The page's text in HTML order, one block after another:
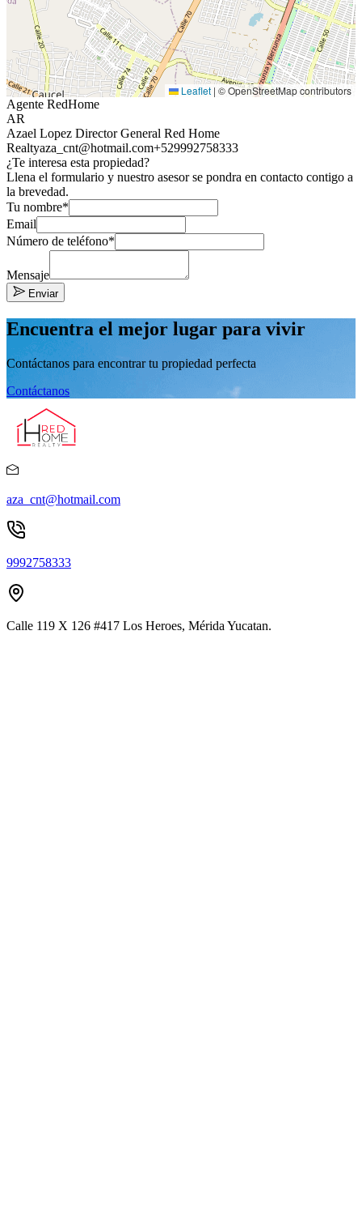
Leaflet | © OpenStreetMap contributors
Agente RedHome
AR
Azael Lopez Director General Red Home
Realtyaza_cnt@hotmail.com+529992758333
¿Te interesa esta propiedad?
Llena el formulario y nuestro asesor se pondra en contacto contigo a
la brevedad.
Tu nombre*
Email
Número de teléfono*
Mensaje
Enviar
Encuentra el mejor lugar para vivir
Contáctanos para encontrar tu propiedad perfecta
Contáctanos
aza_cnt@hotmail.com
9992758333
Calle 119 X 126 #417 Los Heroes, Mérida Yucatan.